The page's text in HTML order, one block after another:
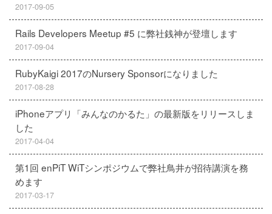
2017-09-05
Rails Developers Meetup #5 に弊社銭神が登壇します
2017-09-04
RubyKaigi 2017のNursery Sponsorになりました
2017-08-28
iPhoneアプリ「みんなのかるた」の最新版をリリースしま
した
2017-04-04
第1回 enPiT WiTシンポジウムで弊社鳥井が招待講演を務
めます
2017-03-17